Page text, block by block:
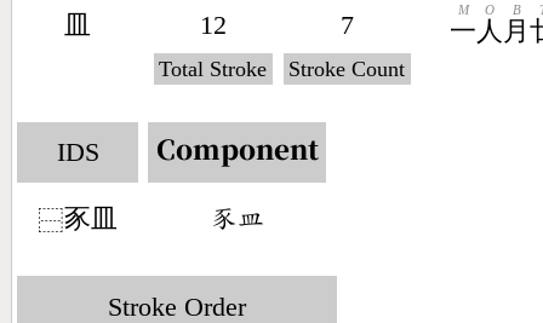
皿 12
Total Stroke
7
Stroke Count
一
M
人
O
月
B
IDS
⿱豕皿
Component
󶆩󶄰
Stroke Order